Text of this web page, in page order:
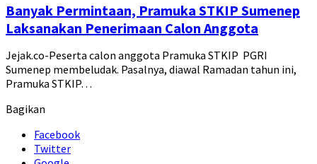
Banyak Permintaan, Pramuka STKIP Sumenep
Laksanakan Penerimaan Calon Anggota
Jejak.co-Peserta calon anggota Pramuka STKIP PGRI
Sumenep membeludak. Pasalnya, diawal Ramadan tahun ini,
Pramuka STKIP…
Bagikan
Facebook
Twitter